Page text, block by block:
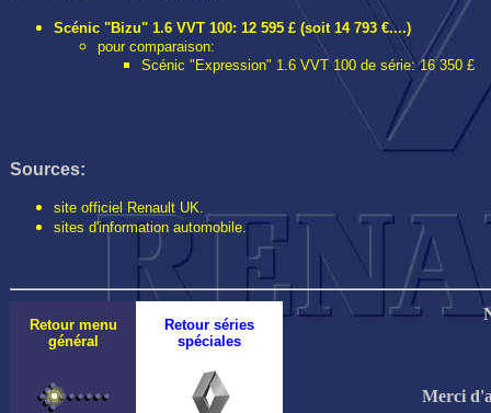
Scénic "Bizu" 1.6 VVT 100: 12 595 £ (soit 14 793 €....)
pour comparaison:
Scénic "Expression" 1.6 VVT 100 de série: 16 350 £
Sources:
site officiel Renault UK.
sites d'information automobile.
Retour menu
général
Retour séries
spéciales
Merci